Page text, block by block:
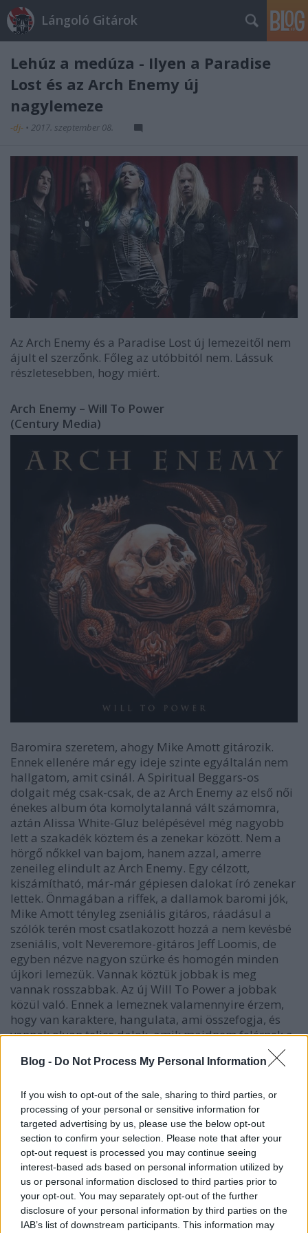
Blog - Do Not Process My Personal Information
If you wish to opt-out of the sale, sharing to third parties, or
processing of your personal or sensitive information for
targeted advertising by us, please use the below opt-out
section to confirm your selection. Please note that after your
opt-out request is processed you may continue seeing
interest-based ads based on personal information utilized by
us or personal information disclosed to third parties prior to
your opt-out. You may separately opt-out of the further
disclosure of your personal information by third parties on the
IAB’s list of downstream participants. This information may
Lángoló Gitárok
Lehúz a medúza - Ilyen a Paradise
Lost és az Arch Enemy új
nagylemeze
-dj- • 2017. szeptember 08.
Az Arch Enemy és a Paradise Lost új lemezeitől nem
ájult el szerzőnk. Főleg az utóbbitól nem. Lássuk
részletesebben, hogy miért.
Arch Enemy – Will To Power
(Century Media)
Baromira szeretem, ahogy Mike Amott gitározik.
Ennek ellenére már egy ideje szinte egyáltalán nem
hallgatom, amit csinál. A Spiritual Beggars-os
dolgait még csak-csak, de az Arch Enemy az első női
énekes album óta komolytalanná vált számomra,
aztán Alissa White-Gluz belépésével még nagyobb
lett a szakadék köztem és a zenekar között. Nem a
hörgő nőkkel van bajom, hanem azzal, amerre
zeneileg elindult az Arch Enemy. Egy célzott,
kiszámítható, már-már gépiesen dalokat író zenekar
lettek. Önmagában a riffek, a dallamok baromi jók,
Mike Amott tényleg zseniális gitáros, ráadásul a
szólók terén most csatlakozott hozzá a nem kevésbé
zseniális, volt Neveremore-gitáros Jeff Loomis, de
egyben nézve nagyon szürke és homogén minden
újkori lemezük. Vannak köztük jobbak is meg
vannak rosszabbak. Az új Will To Power a jobbak
közül való. Ennek a lemeznek valamennyire érzem,
hogy van karaktere, hangulata, ami összefogja, és
vannak olyan teljes dalok, amik majdnem felérnek a
korai lemezek szintjére. Sőt olyan dal is van rajta,
amiben szinte végig tiszta ének van. Ez például az
kiszámítható. Mondjuk, ha már van egy férfimágnes,
babaarcú, de ezzel együtt erős hangú énekesnőjük,
akkor ezt kihasználhatnák gyakrabban is.(3/5)
Itt hallgathatod